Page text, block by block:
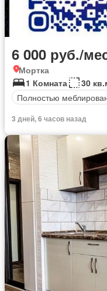
6 000 руб./
Мортка
1 Комната
30
Полностью
3 дней, 6 часов назад